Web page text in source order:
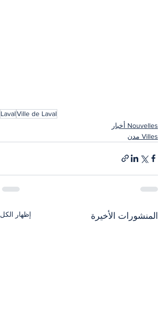
Ville de Laval
Laval
Nouvelles أخبار
Villes مدن
المنشورات الأخيرة إظهار الكل